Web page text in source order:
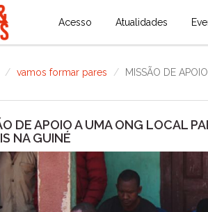
Acesso Atualidades
vamos formar pares MISSÃO DE
DE APOIO A UMA ONG LOCAL
NA GUINÉ
Previous